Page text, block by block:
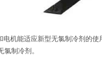
电机能适应新型无氯制冷剂的
制冷剂。